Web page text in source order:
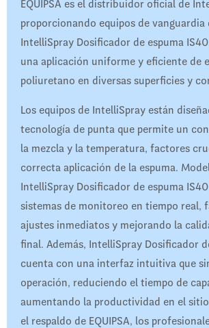
EQUIPSA es el distribuidor oficial de
proporcionando equipos de vanguardia
IntelliSpray Dosificador de espuma
una aplicación uniforme y eficiente de
poliuretano en diversas superficies y
Los equipos de IntelliSpray están
tecnología de punta que permite un
la mezcla y la temperatura, factores
correcta aplicación de la espuma.
IntelliSpray Dosificador de espuma
sistemas de monitoreo en tiempo real,
ajustes inmediatos y mejorando la
final. Además, IntelliSpray Dosificador
cuenta con una interfaz intuitiva que
operación, reduciendo el tiempo de
aumentando la productividad en el
el respaldo de EQUIPSA, los